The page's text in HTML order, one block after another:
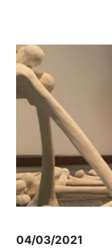
04/03/2021